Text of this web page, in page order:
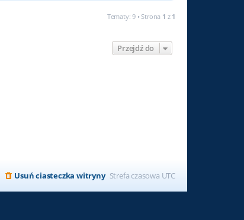
Tematy: 9 • Strona 1 z 1
Przejdź do
Strefa czasowa UTC
Usuń ciasteczka witryny